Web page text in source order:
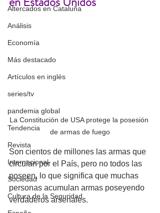
Altercados en Cataluña
Análisis
Economía
Más destacado
Artículos en inglés
series/tv
pandemia global
Tendencia
Revista
Internacional
Sociedad
Cultura de la Seguridad
La Constitución de USA protege la posesión
de armas de fuego
Son cientos de millones las armas que
circulan por el País, pero no todos las
poseen, lo que significa que muchas
personas acumulan armas poseyendo
verdaderos arsenales.